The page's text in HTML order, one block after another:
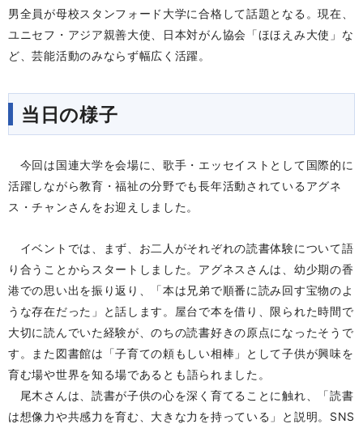
男全員が母校スタンフォード大学に合格して話題となる。現在、
ユニセフ・アジア親善大使、日本対がん協会「ほほえみ大使」な
ど、芸能活動のみならず幅広く活躍。
当日の様子
今回は国連大学を会場に、歌手・エッセイストとして国際的に
活躍しながら教育・福祉の分野でも長年活動されているアグネ
ス・チャンさんをお迎えしました。
イベントでは、まず、お二人がそれぞれの読書体験について語
り合うことからスタートしました。アグネスさんは、幼少期の香
港での思い出を振り返り、「本は兄弟で順番に読み回す宝物のよ
うな存在だった」と話します。屋台で本を借り、限られた時間で
大切に読んでいた経験が、のちの読書好きの原点になったそうで
す。また図書館は「子育ての頼もしい相棒」として子供が興味を
育む場や世界を知る場であるとも語られました。
尾木さんは、読書が子供の心を深く育てることに触れ、「読書
は想像力や共感力を育む、大きな力を持っている」と説明。SNS